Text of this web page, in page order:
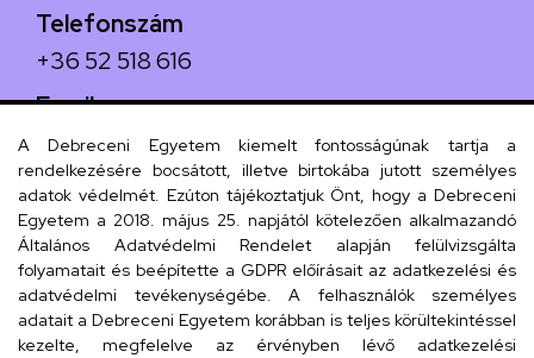
Telefonszám
+36 52 518 616
Email
iskola@kossuth-alt.unideb.hu
Cím
4024 Debrecen, Kossuth utca 33.
Szervezeti telefonkönyv
A Debreceni Egyetem kiemelt fontosságúnak tartja a
rendelkezésére bocsátott, illetve birtokába jutott személyes
adatok védelmét. Ezúton tájékoztatjuk Önt, hogy a Debreceni
Egyetem a 2018. május 25. napjától kötelezően alkalmazandó
Általános Adatvédelmi Rendelet alapján felülvizsgálta
folyamatait és beépítette a GDPR előírásait az adatkezelési és
adatvédelmi tevékenységébe. A felhasználók személyes
adatait a Debreceni Egyetem korábban is teljes körültekintéssel
kezelte, megfelelve az érvényben lévő adatkezelési